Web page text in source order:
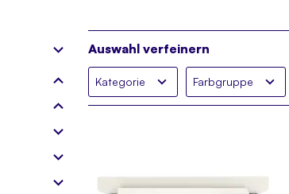
Auswahl verfeinern
Kategorie Farbgruppe